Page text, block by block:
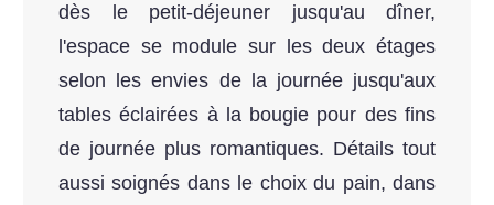
dès le petit-déjeuner jusqu'au dîner,
l'espace se module sur les deux étages
selon les envies de la journée jusqu'aux
tables éclairées à la bougie pour des fins
de journée plus romantiques. Détails tout
aussi soignés dans le choix du pain, dans